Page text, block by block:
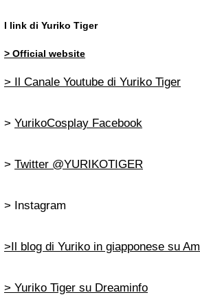
I link di Yuriko Tiger
> Official website
> Il Canale Youtube di Yuriko Tiger
> YurikoCosplay Facebook
> Twitter @YURIKOTIGER
> Instagram
>Il blog di Yuriko in giapponese su
> Yuriko Tiger su Dreaminfo